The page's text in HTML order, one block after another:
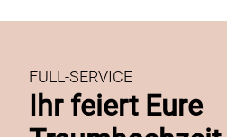
FULL-SERVICE
Ihr feiert Eure